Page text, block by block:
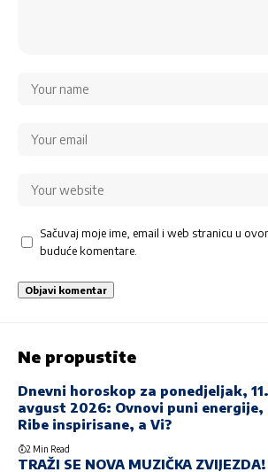
Sačuvaj moje ime, email i web stranicu u
buduće komentare.
Ne propustite
Dnevni horoskop za ponedjeljak, 11.
avgust 2026: Ovnovi puni energije,
Ribe inspirisane, a Vi?
2 Min Read
TRAŽI SE NOVA MUZIČKA ZVIJEZDA!